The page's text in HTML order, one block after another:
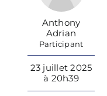
Anthony
Adrian
Participant
23 juillet 2025
à 20h39